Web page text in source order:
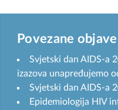
Povezane objave
Svjetski dan AIDS-a
izazova unapređujemo
Svjetski dan AIDS-a
Epidemiologija HIV